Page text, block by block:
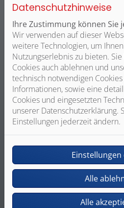
Unser
Individuelle
Basierend auf Ihren
Beratung zu
Transparente
Überraschungen
Hohe Qualität und
Ausschließlich
Datenschutzhinweise
Ihre Zustimmung können Sie
Wir verwenden auf dieser
weitere Technologien, um
Nutzungserlebnis zu bieten.
Cookies auch ablehnen und
technisch notwendigen
Informationen, sowie eine
Cookies und eingesetzten
unserer Datenschutzerklärung.
Einstellungen jederzeit ändern.
Alle
Alle